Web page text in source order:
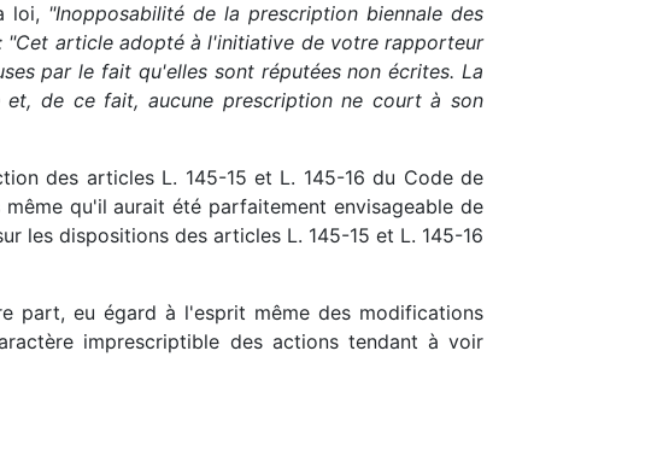
loi, "Inopposabilité de la prescription biennale des
"Cet article adopté à l'initiative de votre rapporteur
par le fait qu'elles sont réputées non écrites. La
de ce fait, aucune prescription ne court à son
des articles L. 145-15 et L. 145-16 du Code de
qu'il aurait été parfaitement envisageable de
les dispositions des articles L. 145-15 et L. 145-16
part, eu égard à l'esprit même des modifications
imprescriptible des actions tendant à voir